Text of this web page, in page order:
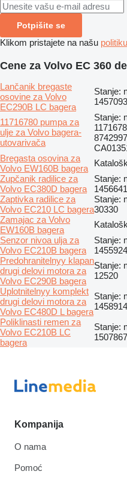
Potpišite se
Klikom pristajete na našu
Cene za Volvo EC 360
Lančanik bregaste
osovine za Volvo
EC290B LC bagera
Stanje:
11716780 pumpa za
ulje za Volvo bagerа-
utovarivačа
Stanje:
Bregasta osovina za
Volvo EW160B bagera
Zupčanik radilice za
Volvo EC380D bagera
Stanje:
Zaptivka radilice za
Volvo EC210 LC bagera
Stanje:
30330
Zamajac za Volvo
EW160B bagera
Senzor nivoa ulja za
Volvo EC210B bagera
Stanje:
Predohranitelnyy klapan
drugi delovi motora za
Volvo EC290B bagera
Stanje:
12520
Uplotnitelnyy komplekt
drugi delovi motora za
Volvo EC480D L bagera
Stanje:
Poliklinasti remen za
Volvo EC210B LC
bagera
Stanje:
Kompanija
O nama
Pomoć